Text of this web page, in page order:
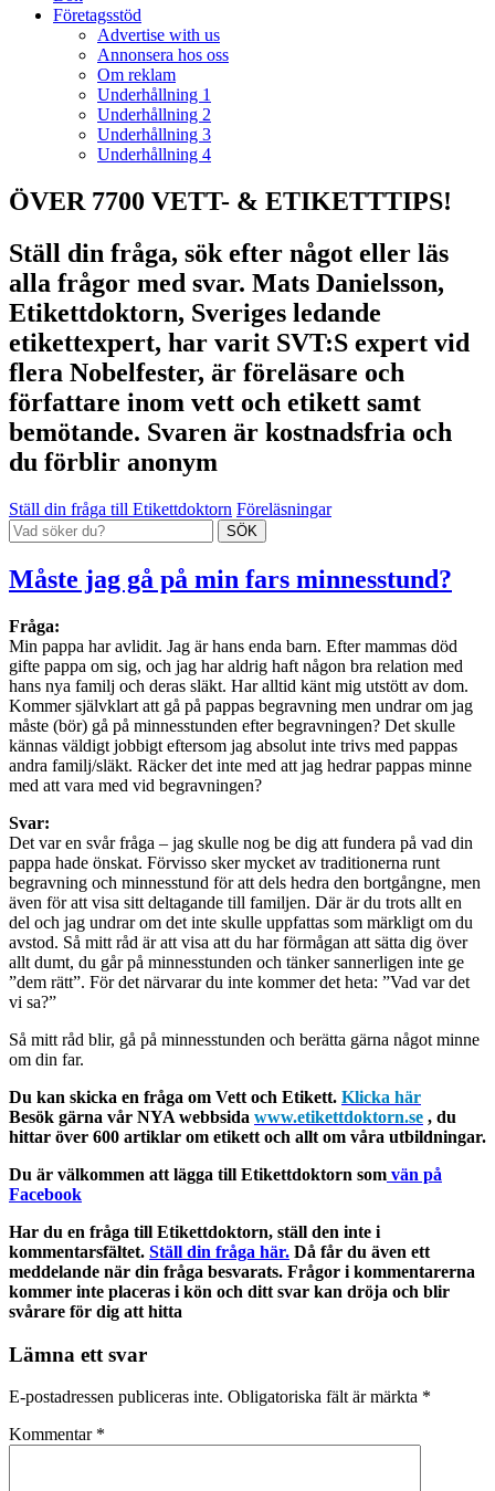
Företagsstöd
Advertise with us
Annonsera hos oss
Om reklam
Underhållning 1
Underhållning 2
Underhållning 3
Underhållning 4
ÖVER 7700 VETT- & ETIKETTTIPS!
Ställ din fråga, sök efter något eller läs
alla frågor med svar. Mats Danielsson,
Etikettdoktorn, Sveriges ledande
etikettexpert, har varit SVT:S expert vid
flera Nobelfester, är föreläsare och
författare inom vett och etikett samt
bemötande. Svaren är kostnadsfria och
du förblir anonym
Ställ din fråga till Etikettdoktorn Föreläsningar
Måste jag gå på min fars minnesstund?
Fråga:
Min pappa har avlidit. Jag är hans enda barn. Efter mammas död
gifte pappa om sig, och jag har aldrig haft någon bra relation med
hans nya familj och deras släkt. Har alltid känt mig utstött av dom.
Kommer självklart att gå på pappas begravning men undrar om jag
måste (bör) gå på minnesstunden efter begravningen? Det skulle
kännas väldigt jobbigt eftersom jag absolut inte trivs med pappas
andra familj/släkt. Räcker det inte med att jag hedrar pappas minne
med att vara med vid begravningen?
Svar:
Det var en svår fråga – jag skulle nog be dig att fundera på vad din
pappa hade önskat. Förvisso sker mycket av traditionerna runt
begravning och minnesstund för att dels hedra den bortgångne, men
även för att visa sitt deltagande till familjen. Där är du trots allt en
del och jag undrar om det inte skulle uppfattas som märkligt om du
avstod. Så mitt råd är att visa att du har förmågan att sätta dig över
allt dumt, du går på minnesstunden och tänker sannerligen inte ge
”dem rätt”. För det närvarar du inte kommer det heta: ”Vad var det
vi sa?”
Så mitt råd blir, gå på minnesstunden och berätta gärna något minne
om din far.
Du kan skicka en fråga om Vett och Etikett. Klicka här
Besök gärna vår NYA webbsida www.etikettdoktorn.se , du
hittar över 600 artiklar om etikett och allt om våra utbildningar.
Du är välkommen att lägga till Etikettdoktorn som vän på
Facebook
Har du en fråga till Etikettdoktorn, ställ den inte i
kommentarsfältet. Ställ din fråga här. Då får du även ett
meddelande när din fråga besvarats. Frågor i kommentarerna
kommer inte placeras i kön och ditt svar kan dröja och blir
svårare för dig att hitta
Lämna ett svar
E-postadressen publiceras inte. Obligatoriska fält är märkta *
Kommentar *